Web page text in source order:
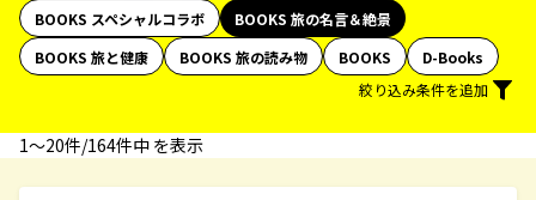
BOOKS スペシャルコラボ
BOOKS 旅の名言＆絶景
BOOKS 旅と健康
BOOKS 旅の読み物 BOOKS
D-Books
絞り込み条件を追加
1〜20件/164件中 を表示